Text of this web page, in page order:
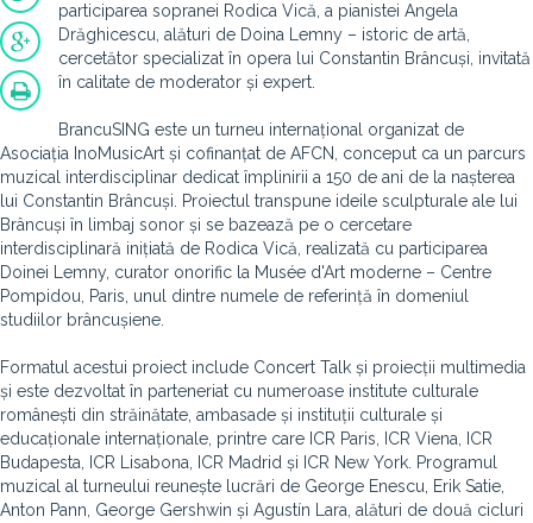
participarea sopranei Rodica Vică, a pianistei Angela
Drăghicescu, alături de Doina Lemny – istoric de artă,
cercetător specializat în opera lui Constantin Brâncuși, invitată
în calitate de moderator și expert.
BrancuSING este un turneu internațional organizat de
Asociația InoMusicArt și cofinanțat de AFCN, conceput ca un parcurs
muzical interdisciplinar dedicat împlinirii a 150 de ani de la nașterea
lui Constantin Brâncuși. Proiectul transpune ideile sculpturale ale lui
Brâncuși în limbaj sonor și se bazează pe o cercetare
interdisciplinară inițiată de Rodica Vică, realizată cu participarea
Doinei Lemny, curator onorific la Musée d'Art moderne – Centre
Pompidou, Paris, unul dintre numele de referință în domeniul
studiilor brâncușiene.
Formatul acestui proiect include Concert Talk și proiecții multimedia
și este dezvoltat în parteneriat cu numeroase institute culturale
românești din străinătate, ambasade și instituții culturale și
educaționale internaționale, printre care ICR Paris, ICR Viena, ICR
Budapesta, ICR Lisabona, ICR Madrid și ICR New York. Programul
muzical al turneului reunește lucrări de George Enescu, Erik Satie,
Anton Pann, George Gershwin și Agustín Lara, alături de două cicluri